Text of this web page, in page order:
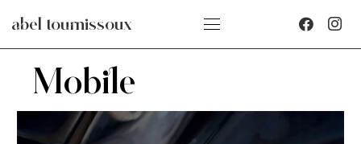
abel tournissoux
Mobile